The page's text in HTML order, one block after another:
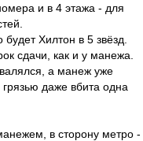
и в 4 этажа - для
Хилтон в 5 звёзд.
сдачи, как и у манежа.
а манеж уже
даже вбита одна
в сторону метро -